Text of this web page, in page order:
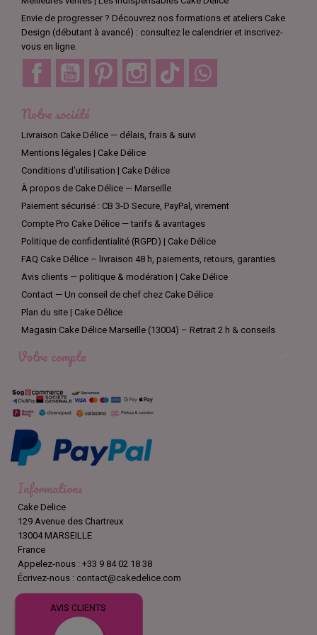
des formes de chats et d'autres éléments en pâte à sucre ou
en pâte d'amande. Les moules en silicone sont faciles à utiliser
et vous permettent de personnaliser vos créations avec vos
propres couleurs et saveurs.
Pour couronner le tout, nos figurines Hello Kitty sont parfaites
pour ajouter une touche de mignonnerie à vos gâteaux. Nous
proposons une variété de figurines Hello Kitty, chacune conçue
avec une grande attention aux détails et avec différentes
poses pour une variété d'options de décoration.
Que vous organisiez une fête d'anniversaire, un mariage ou une
soirée à thème Hello Kitty, notre gamme d'accessoires pour la
décoration de gâteaux sur le thème de ce célèbre chat est la
solution idéale pour ajouter une touche de mignonnerie à vos
disponibles, vous êtes sûr de trouver quelque chose qui
conviendra parfaitement à votre événement.
Commandez dès maintenant et faites de vos desserts une
véritable œuvre d'art avec notre sélection d'accessoires pour la
réalisation de gâteaux sur le thème de Hello Kitty !
Envie de progresser ? Découvrez nos formations et ateliers Cake
Design (débutant à avancé) : consultez le calendrier et inscrivez-
vous en ligne.
Facebook YouTube Pinterest Instagram TikTok
Notre société
Livraison Cake Délice — délais, frais & suivi
Mentions légales | Cake Délice
Conditions d’utilisation | Cake Délice
À propos de Cake Délice — Marseille
Paiement sécurisé : CB 3-D Secure, PayPal, virement
Compte Pro Cake Délice — tarifs & avantages
Politique de confidentialité (RGPD) | Cake Délice
FAQ Cake Délice – livraison 48 h, paiements, retours, garanties
Avis clients — politique & modération | Cake Délice
Contact — Un conseil de chef chez Cake Délice
Plan du site | Cake Délice
Magasin Cake Délice Marseille (13004) – Retrait 2 h & conseils
Votre compte
Informations
Cake Delice
129 Avenue des Chartreux
13004 MARSEILLE
France
Appelez-nous : +33 9 84 02 18 38
Écrivez-nous : contact@cakedelice.com
AVIS CLIENTS